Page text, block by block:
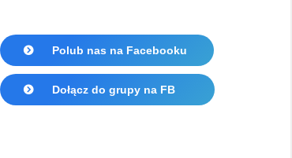
Polub nas na Facebooku
Dołącz do grupy na FB